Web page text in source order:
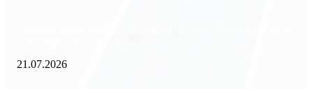
21.07.2026